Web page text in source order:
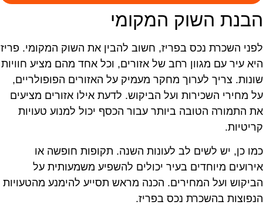
השוק המקומי
השכרת נכס בפריז, חשוב להבין את השוק המקומי. פריז
עיר עם מגוון רחב של אזורים, וכל אחד מהם מציע חוויות
צריך לערוך מחקר מעמיק על האזורים הפופולריים,
מחירי השכירות ועל הביקוש. לדעת אילו אזורים מציעים
התמורה הטובה ביותר עבור הכסף יכול למנוע טעויות
כן, יש לשים לב לעונות השנה. תקופות חופשה או
מיוחדים בעיר יכולים להשפיע משמעותית על
ועל המחירים. הכנה מראש תסייע להימנע מהטעויות
בהשכרת נכס בפריז.